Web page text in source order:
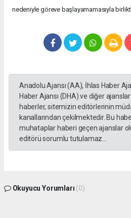
nedeniyle göreve başlayamamasıyla
Anadolu Ajansı (AA), İhlas Haber
Haber Ajansı (DHA) ve diğer
haberler, sitemizin editörlerinin
kanallarından çekilmektedir. Bu
muhataplar haberi geçen ajanslar
editörü sorumlu tutulamaz...
Okuyucu Yorumları (0)